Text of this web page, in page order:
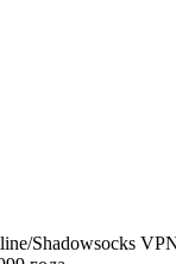
Shadowsocks